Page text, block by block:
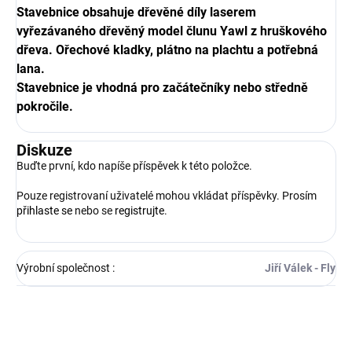
Stavebnice obsahuje dřevěné díly laserem
vyřezávaného dřevěný model člunu Yawl z hruškového
dřeva. Ořechové kladky, plátno na plachtu a potřebná
lana.
Stavebnice je vhodná pro začátečníky nebo středně
pokročile.
Diskuze
Buďte první, kdo napíše příspěvek k této položce.
Pouze registrovaní uživatelé mohou vkládat příspěvky. Prosím
přihlaste se nebo se registrujte.
Výrobní společnost : Jiří Válek - Fly